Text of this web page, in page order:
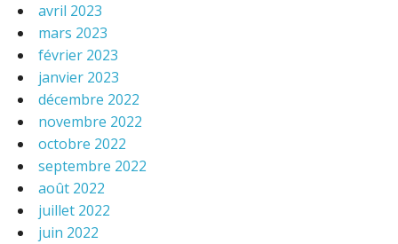
avril 2023
mars 2023
février 2023
janvier 2023
décembre 2022
novembre 2022
octobre 2022
septembre 2022
août 2022
juillet 2022
juin 2022